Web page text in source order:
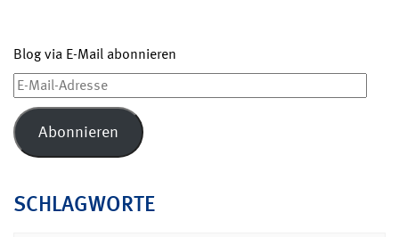
Blog via E-Mail abonnieren
E-
Mail-
Adresse
Abonnieren
SCHLAGWORTE